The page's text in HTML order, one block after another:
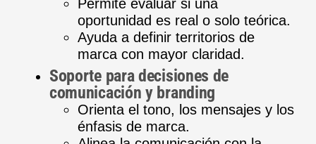
Permite evaluar si una
oportunidad es real o solo teórica.
Ayuda a definir territorios de
marca con mayor claridad.
Soporte para decisiones de
comunicación y branding
Orienta el tono, los mensajes y los
énfasis de marca.